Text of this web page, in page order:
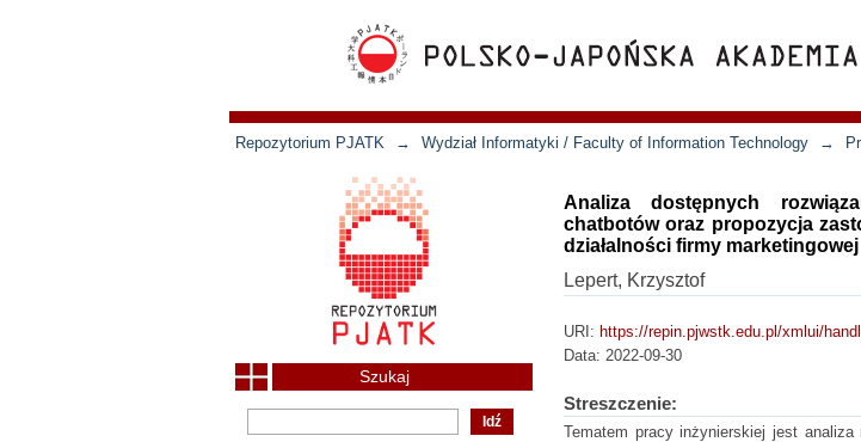
Repozytorium PJATK → Wydział Informatyki / Faculty of Information Technology →
Analiza dostępnych
chatbotów oraz propozycja
działalności firmy marketingowej
Lepert, Krzysztof
URI: https://repin.pjwstk.edu.pl/xmlui/
Data: 2022-09-30
Streszczenie:
Tematem pracy inżynierskiej jest
Szukaj